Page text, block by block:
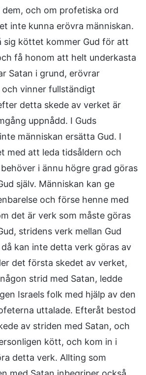
och om profetiska ord
inte kunna erövra människan.
sig köttet kommer Gud för att
få honom att helt underkasta
Satan i grund, erövrar
vinner fullständigt
detta skede av verket är
uppnådd. I Guds
människan ersätta Gud. I
med att leda tidsåldern och
i ännu högre grad göras
själv. Människan kan ge
och förse henne med
det är verk som måste göras
stridens verk mellan Gud
kan inte detta verk göras av
det första skedet av verket,
strid med Satan, ledde
Israels folk med hjälp av den
uttalade. Efteråt bestod
av striden med Satan, och
kött, och kom in i
detta verk. Allting som